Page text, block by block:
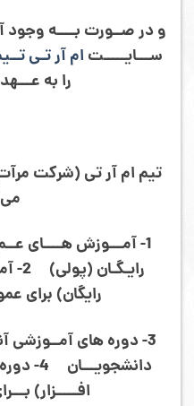
و در صــورت بــــه وجود
ســـایـــــت ام آر تـی
را به
تیم ام آر تی (شرکت
1- آمـــوزش هــــای
رایگان) برای
3- دوره های آمــوزشی
افـــــزار)